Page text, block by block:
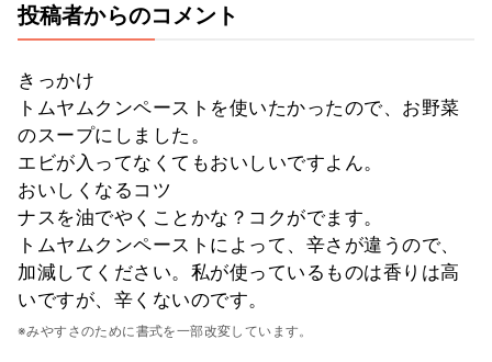
投稿者からのコメント
きっかけ
トムヤムクンペーストを使いたかったので、お野菜
のスープにしました。
エビが入ってなくてもおいしいですよん。
おいしくなるコツ
ナスを油でやくことかな？コクがでます。
トムヤムクンペーストによって、辛さが違うので、
加減してください。私が使っているものは香りは高
いですが、辛くないのです。
※みやすさのために書式を一部改変しています。